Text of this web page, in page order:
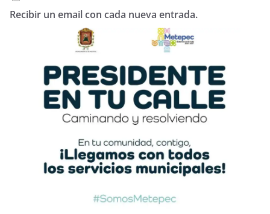
Recibir un email con cada nueva entrada.